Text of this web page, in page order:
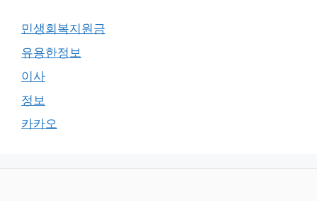
민생회복지원금
유용한정보
이사
정보
카카오